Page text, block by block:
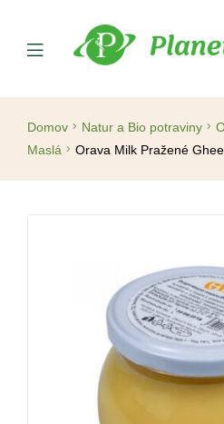
Domov Natur a Bio potraviny
Maslá
Orava Milk Pražené